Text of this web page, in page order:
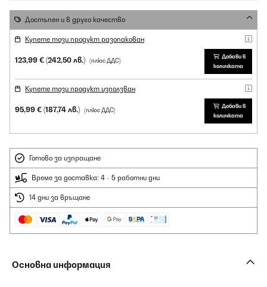
Достъпен и в друго качество
Купете този продукт разопакован
123,99 € (242,50 лв.) (плюс ДДС)
Добави в
количката
Купете този продукт използван
95,99 € (187,74 лв.) (плюс ДДС)
Добави в
количката
Готово за изпращане
Време за доставка: 4 - 5 работни дни
14 дни за връщане
Основна информация